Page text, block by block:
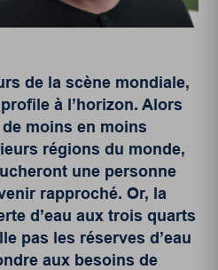
de la scène mondiale,
à l’horizon. Alors
moins en moins
régions du monde,
une personne
rapproché. Or, la
d’eau aux trois quarts
pas les réserves d’eau
aux besoins de